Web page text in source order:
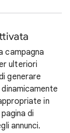
campagna
ulteriori
generare
in
di
annunci.